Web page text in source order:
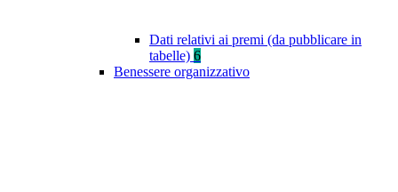
Dati relativi ai premi (da pubblicare in
tabelle) 6
Benessere organizzativo